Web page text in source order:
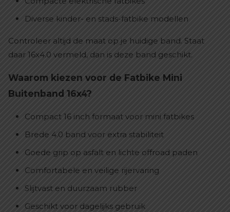
Diverse kinder- en stads-fatbike modellen
Controleer altijd de maat op je huidige band. Staat
daar 16x4.0 vermeld, dan is deze band geschikt.
Waarom kiezen voor de Fatbike Mini
Buitenband 16x4?
Compact 16 inch formaat voor mini fatbikes
Brede 4.0 band voor extra stabiliteit
Goede grip op asfalt en lichte offroad paden
Comfortabele en veilige rijervaring
Slijtvast en duurzaam rubber
Geschikt voor dagelijks gebruik